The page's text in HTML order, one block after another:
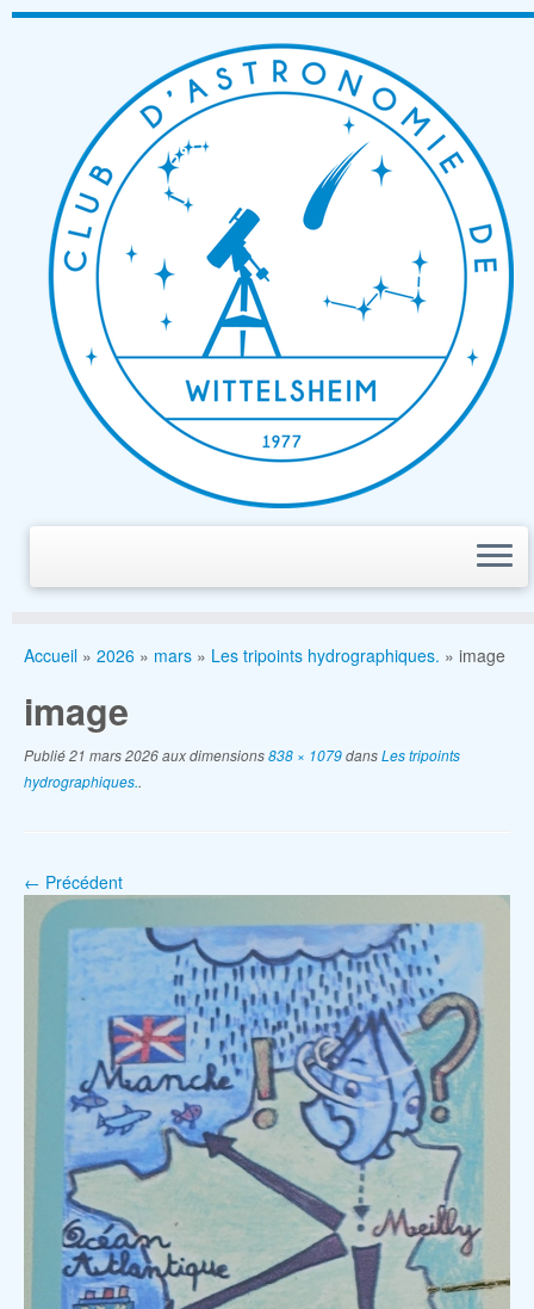
Passer
Accueil » 2026 » mars » Les tripoints hydrographiques. » image
image
Publié21 mars 2026aux dimensions838 × 1079dansLes tripoints
hydrographiques..
← Précédent